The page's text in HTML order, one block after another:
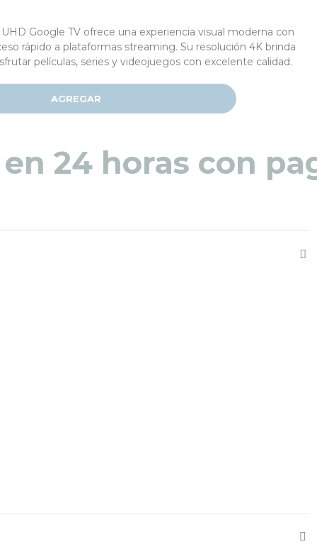
Google TV ofrece una experiencia visual moderna con
rápido a plataformas streaming. Su resolución 4K brinda
películas, series y videojuegos con excelente calidad.
AGREGAR
48 a 72 horas